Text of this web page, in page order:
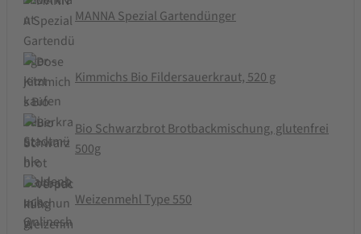
MANNA Spezial Gartendünger
Kimmichs Bio Fildersauerkraut, 520 g
Bio Schwarzbrot Brotbackmischung, glutenfrei
500g
Weizenmehl Type 550